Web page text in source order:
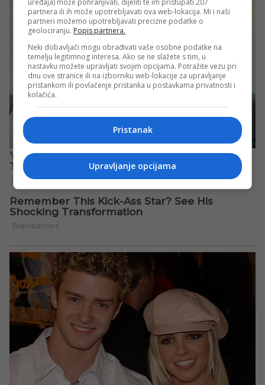
uređaja) može pohranjivati, dijeliti te im pristupati 207
partnera ili ih može upotrebljavati ova web-lokacija. Mi i naši
partneri možemo upotrebljavati precizne podatke o
geolociranju. Popis partnera.
Neki dobavljači mogu obrađivati vaše osobne podatke na
temelju legitimnog interesa. Ako se ne slažete s tim, u
nastavku možete upravljati svojim opcijama. Potražite vezu pri
dnu ove stranice ili na izborniku web-lokacije za upravljanje
pristankom ili povlačenje pristanka u postavkama privatnosti i
kolačića.
Pristanak
Upravljanje opcijama